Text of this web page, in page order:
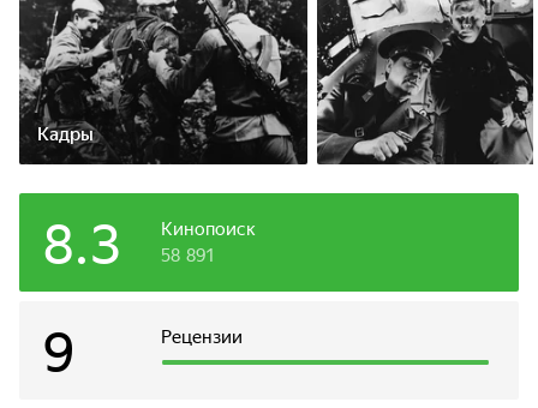
Кадры
Кинопоиск
8.3 58 891
Рецензии
9